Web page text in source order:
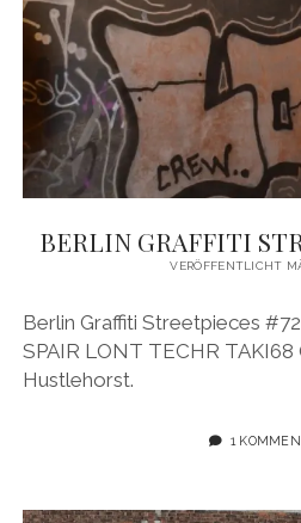
BERLIN GRAFFITI
VERÖFFENTLICHT
Berlin Graffiti Streetpieces
SPAIR LONT TECHR TAKI68
Hustlehorst.
1